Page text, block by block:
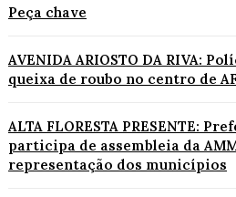
Peça chave
AVENIDA ARIOSTO DA RIVA:
queixa de roubo no centro de AF
ALTA FLORESTA PRESENTE:
participa de assembleia da
representação dos municípios